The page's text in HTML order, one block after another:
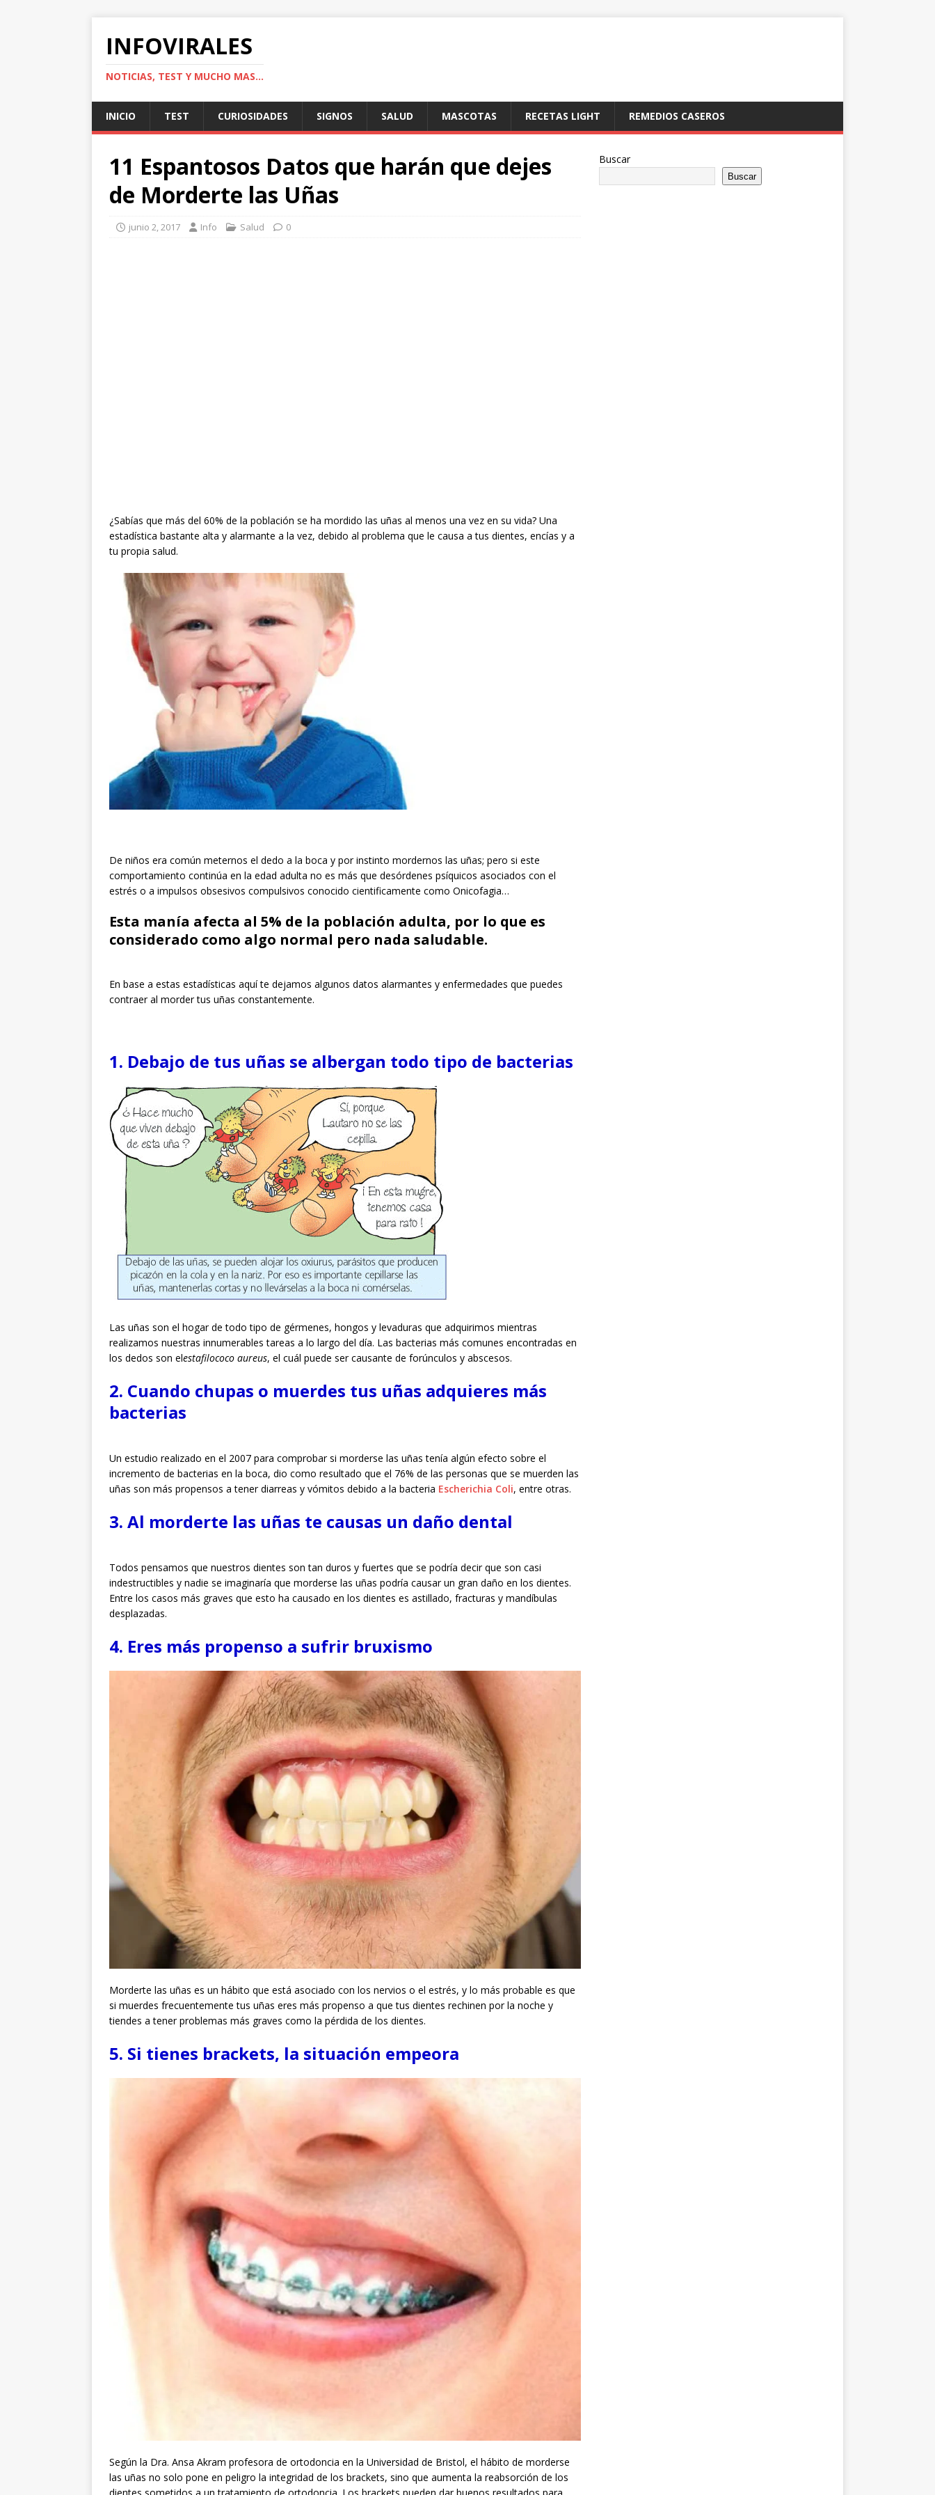
INFOVIRALES
NOTICIAS, TEST Y MUCHO MAS...
INICIO TEST CURIOSIDADES SIGNOS SALUD MASCOTAS RECETAS LIGHT REMEDIOS CASEROS
11 Espantosos Datos que harán que dejes
de Morderte las Uñas
junio 2, 2017 Info Salud 0
¿Sabías que más del 60% de la población se ha mordido las uñas al menos una vez en su vida? Una
estadística bastante alta y alarmante a la vez, debido al problema que le causa a tus dientes, encías y a
tu propia salud.
De niños era común meternos el dedo a la boca y por instinto mordernos las uñas; pero si este
comportamiento continúa en la edad adulta no es más que desórdenes psíquicos asociados con el
estrés o a impulsos obsesivos compulsivos conocido cientificamente como Onicofagia…
Esta manía afecta al 5% de la población adulta, por lo que es
considerado como algo normal pero nada saludable.
En base a estas estadísticas aquí te dejamos algunos datos alarmantes y enfermedades que puedes
contraer al morder tus uñas constantemente.
1. Debajo de tus uñas se albergan todo tipo de bacterias
Las uñas son el hogar de todo tipo de gérmenes, hongos y levaduras que adquirimos mientras
realizamos nuestras innumerables tareas a lo largo del día. Las bacterias más comunes encontradas en
los dedos son elestafilococo aureus, el cuál puede ser causante de forúnculos y abscesos.
2. Cuando chupas o muerdes tus uñas adquieres más
bacterias
Un estudio realizado en el 2007 para comprobar si morderse las uñas tenía algún efecto sobre el
incremento de bacterias en la boca, dio como resultado que el 76% de las personas que se muerden las
uñas son más propensos a tener diarreas y vómitos debido a la bacteria Escherichia Coli, entre otras.
3. Al morderte las uñas te causas un daño dental
Todos pensamos que nuestros dientes son tan duros y fuertes que se podría decir que son casi
indestructibles y nadie se imaginaría que morderse las uñas podría causar un gran daño en los dientes.
Entre los casos más graves que esto ha causado en los dientes es astillado, fracturas y mandíbulas
desplazadas.
4. Eres más propenso a sufrir bruxismo
Morderte las uñas es un hábito que está asociado con los nervios o el estrés, y lo más probable es que
si muerdes frecuentemente tus uñas eres más propenso a que tus dientes rechinen por la noche y
tiendes a tener problemas más graves como la pérdida de los dientes.
5. Si tienes brackets, la situación empeora
Según la Dra. Ansa Akram profesora de ortodoncia en la Universidad de Bristol, el hábito de morderse
las uñas no solo pone en peligro la integridad de los brackets, sino que aumenta la reabsorción de los
Buscar
Buscar